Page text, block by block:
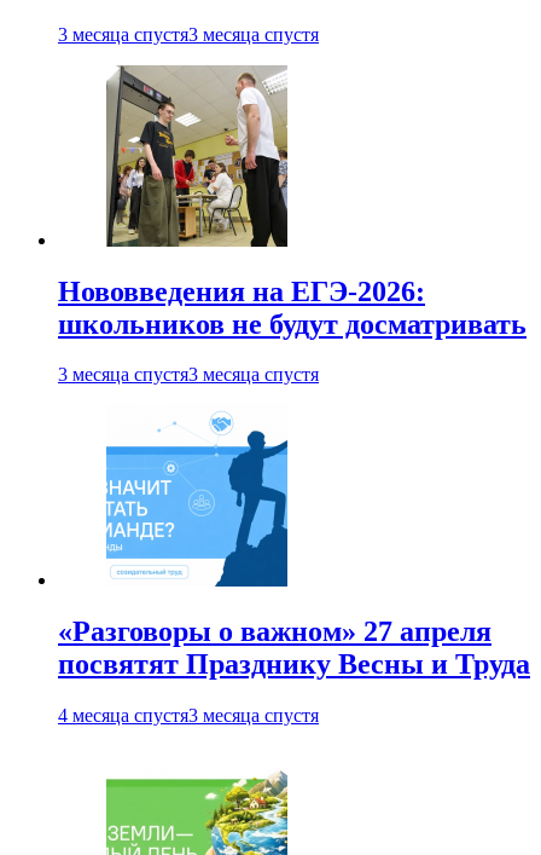
3 месяца спустя3 месяца спустя
Нововведения на ЕГЭ-2026:
школьников не будут досматривать
3 месяца спустя3 месяца спустя
«Разговоры о важном» 27 апреля
посвятят Празднику Весны и Труда
4 месяца спустя3 месяца спустя